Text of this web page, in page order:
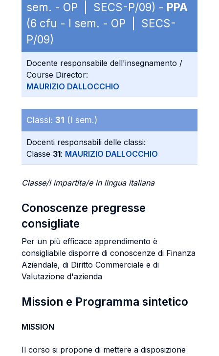
sem. - OP | SECS-P/09) - PPA
(6 cfu - I sem. - OP | SECS-
P/09)
Docente responsabile dell'insegnamento /
Course Director:
MAURIZIO DALLOCCHIO
Classi: 31 (I sem.)
Docenti responsabili delle classi:
Classe 31: MAURIZIO DALLOCCHIO
Classe/i impartita/e in lingua italiana
Conoscenze pregresse
consigliate
Per un più efficace apprendimento è
consigliabile disporre di conoscenze di Finanza
Aziendale, di Diritto Commerciale e di
Valutazione d'azienda
Mission e Programma sintetico
MISSION
Il corso si propone di mettere a disposizione